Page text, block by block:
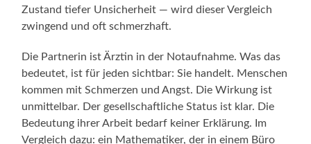
Zustand tiefer Unsicherheit — wird dieser Vergleich
zwingend und oft schmerzhaft.
Die Partnerin ist Ärztin in der Notaufnahme. Was das
bedeutet, ist für jeden sichtbar: Sie handelt. Menschen
kommen mit Schmerzen und Angst. Die Wirkung ist
unmittelbar. Der gesellschaftliche Status ist klar. Die
Bedeutung ihrer Arbeit bedarf keiner Erklärung. Im
Vergleich dazu: ein Mathematiker, der in einem Büro